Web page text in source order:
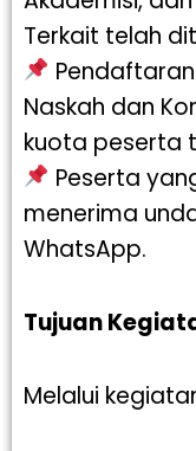
Terkait telah
Naskah dan
kuota peserta
Peserta
menerima
WhatsApp.
Tujuan
Melalui